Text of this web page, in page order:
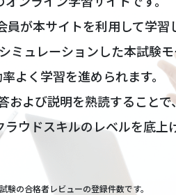
が本サイトを利用して学習
ミュレーションした本試験
よく学習を進められます。
よび説明を熟読することで
ウドスキルのレベルを底上
の合格者レビューの登録件数です。